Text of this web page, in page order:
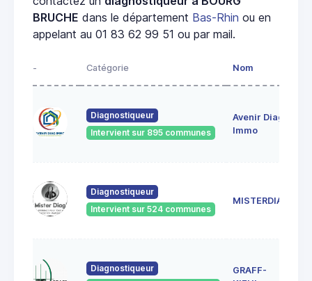
BRUCHE dans le département Bas-Rhin ou en
appelant au 01 83 62 99 51 ou par mail.
- Catégorie Nom
Diagnostiqueur
Intervient sur 895 communes
Avenir Diag
Immo
Diagnostiqueur
Intervient sur 524 communes
MISTERDIAG
Diagnostiqueur
GRAFF-